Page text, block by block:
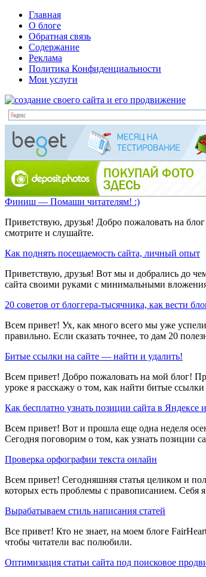
Главная
О блоге
Обратная связь
Содержание
Реклама
Политика Конфиденциальности
Мои услуги
Финиш — Помаши читателям! :)
Приветствую, друзья! Добро пожаловать на
смотрите и слушайте.
Как поднять посещаемость сайта, личный опыт
Приветствую, друзья! Вот мы и добрались до
сайта своими руками с минимальными
20 советов от блоггера-тысячника, как вести
Всем привет! Ух, как много всего мы уже
правильно. Если сказать точнее, то дам 20
Битые ссылки на сайте — найти и удалить!
Всем привет! Добро пожаловать на мой блог!
уроке я расскажу о том, как найти битые
Как бесплатно узнать позиции сайта в Яндексе
Всем привет! Вот и прошла еще одна неделя
Сегодня поговорим о том, как узнать позиции
Проверка орфографии текста онлайн
Всем привет! Сегодняшняя статья целиком и
которых есть проблемы с правописанием. Себя
Вырабатываем стиль написания статей
Все привет! Кто не знает, на моем блоге
чтобы читатели вас полюбили.
Оптимизация статьи сайта под поисковое